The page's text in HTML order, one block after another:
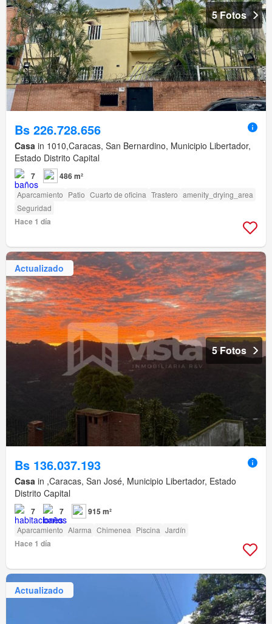
5 Fotos
Bs 226.728.656
Casa in 1010,Caracas, San Bernardino, Municipio Libertador,
Estado Distrito Capital
7 486 m²
Aparcamiento Patio Cuarto de oficina Trastero amenity_drying_area
Seguridad
Hace 1 día
Actualizado
5 Fotos
Bs 136.037.193
Casa in ,Caracas, San José, Municipio Libertador, Estado
Distrito Capital
7 7 915 m²
Aparcamiento Alarma Chimenea Piscina Jardín
Hace 1 día
Actualizado